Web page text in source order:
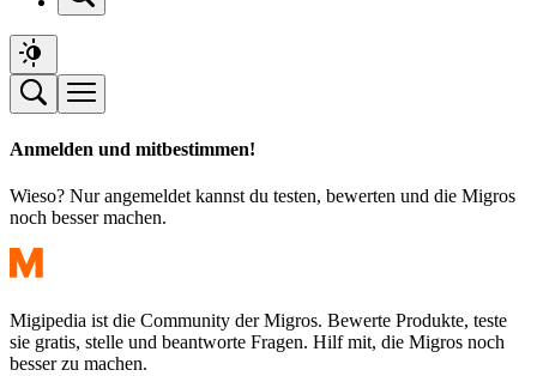
Anmelden und mitbestimmen!
Wieso? Nur angemeldet kannst du testen, bewerten und die Migros
noch besser machen.
Migipedia ist die Community der Migros. Bewerte Produkte, teste
sie gratis, stelle und beantworte Fragen. Hilf mit, die Migros noch
besser zu machen.